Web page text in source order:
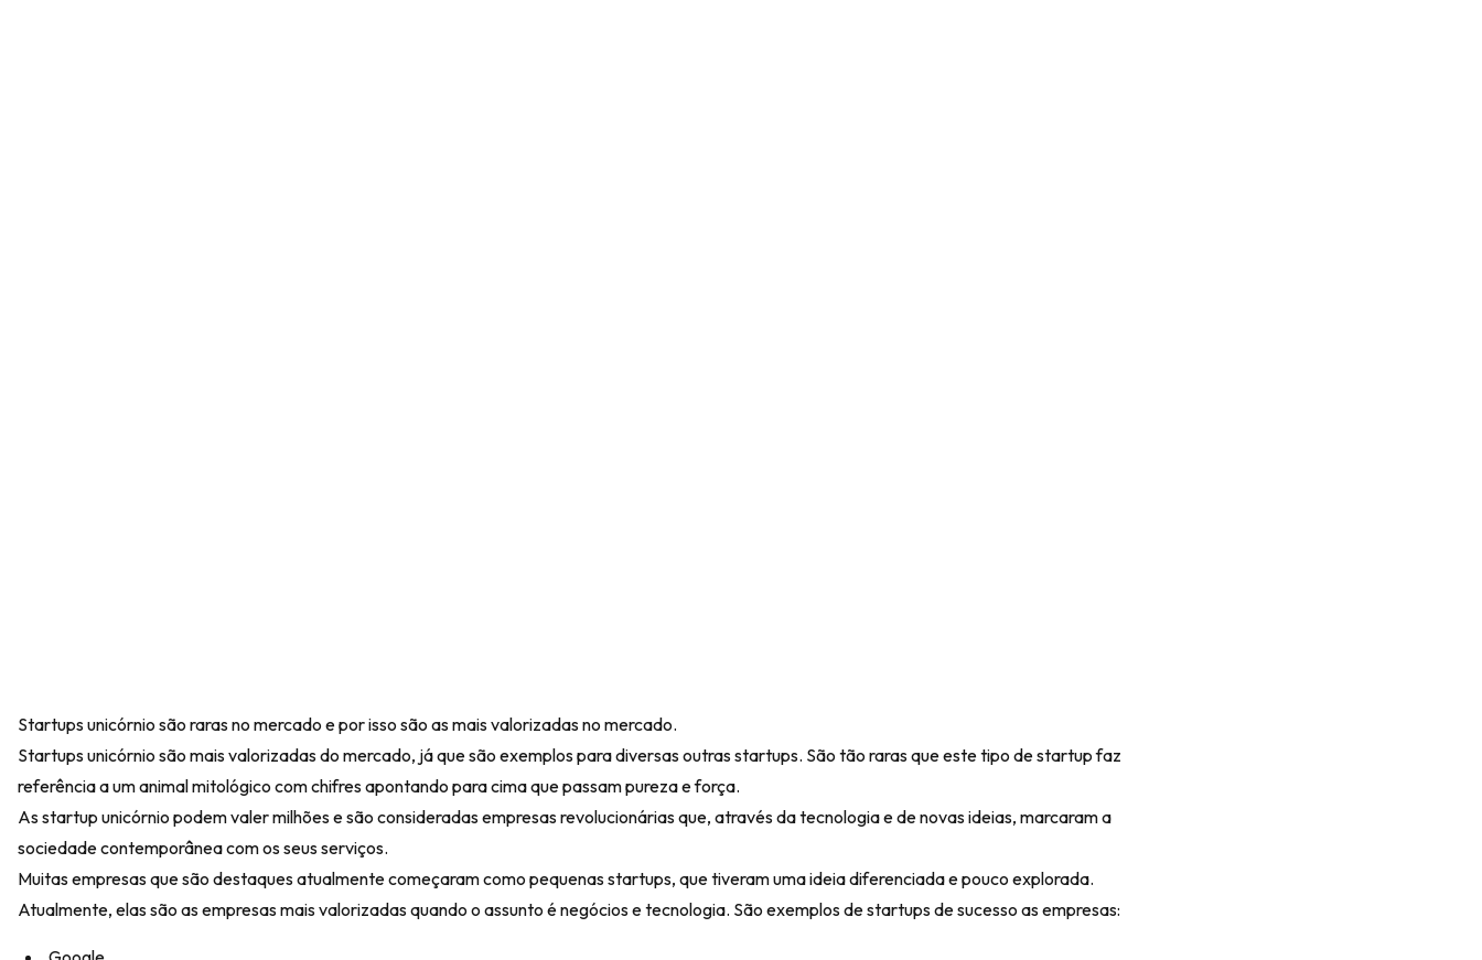
Startups unicórnio são raras no mercado e por isso são as mais valorizadas no mercado.
Startups unicórnio são mais valorizadas do mercado, já que são exemplos para diversas outras startups. São tão raras que este tipo de startup faz
referência a um animal mitológico com chifres apontando para cima que passam pureza e força.
As startup unicórnio podem valer milhões e são consideradas empresas revolucionárias que, através da tecnologia e de novas ideias, marcaram a
sociedade contemporânea com os seus serviços.
Muitas empresas que são destaques atualmente começaram como pequenas startups, que tiveram uma ideia diferenciada e pouco explorada.
Atualmente, elas são as empresas mais valorizadas quando o assunto é negócios e tecnologia. São exemplos de startups de sucesso as empresas: